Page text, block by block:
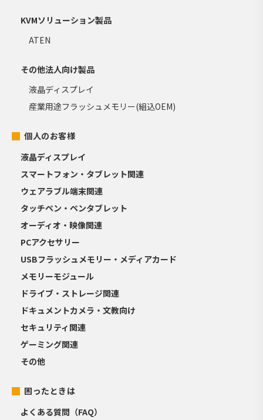
KVMソリューション製品
ATEN
その他法人向け製品
液晶ディスプレイ
産業用途フラッシュメモリー(組込OEM)
個人のお客様
液晶ディスプレイ
スマートフォン・タブレット関連
ウェアラブル端末関連
タッチペン・ペンタブレット
オーディオ・映像関連
PCアクセサリー
USBフラッシュメモリー・メディアカード
メモリーモジュール
ドライブ・ストレージ関連
ドキュメントカメラ・文教向け
セキュリティ関連
ゲーミング関連
その他
困ったときは
よくある質問（FAQ）